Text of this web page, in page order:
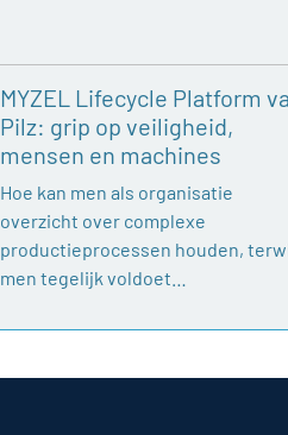
MYZEL Lifecycle Platform
Pilz: grip op veiligheid,
mensen en machines
Hoe kan men als organisatie
overzicht over complexe
productieprocessen houden,
men tegelijk voldoet…